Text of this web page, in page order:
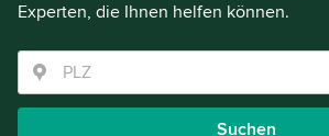
Experten, die Ihnen helfen können.
Suchen